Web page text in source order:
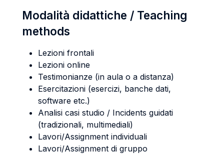
Modalità didattiche / Teaching
methods
Lezioni frontali
Lezioni online
Testimonianze (in aula o a distanza)
Esercitazioni (esercizi, banche dati,
software etc.)
Analisi casi studio / Incidents guidati
(tradizionali, multimediali)
Lavori/Assignment individuali
Lavori/Assignment di gruppo